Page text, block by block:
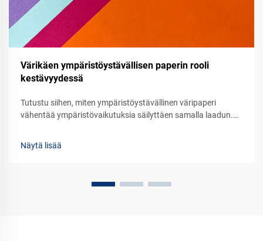
Värikäen ympäristöystävällisen paperin rooli
kestävyydessä
Tutustu siihen, miten ympäristöystävällinen väripaperi
vähentää ympäristövaikutuksia säilyttäen samalla laadun.
tänään.
Näytä lisää